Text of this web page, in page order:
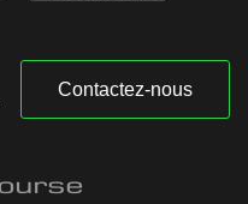
Contactez-nous